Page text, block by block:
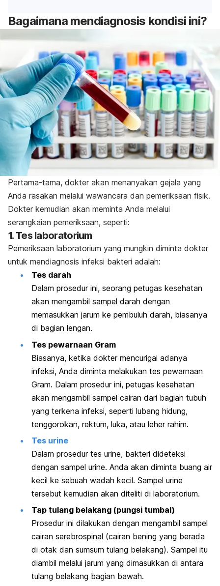
Bagaimana mendiagnosis kondisi ini?
Pertama-tama, dokter akan menanyakan gejala yang
Anda rasakan melalui wawancara dan pemeriksaan fisik.
Dokter kemudian akan meminta Anda melalui
serangkaian pemeriksaan, seperti:
1. Tes laboratorium
Pemeriksaan laboratorium yang mungkin diminta dokter
untuk mendiagnosis infeksi bakteri adalah:
Tes darah
Dalam prosedur ini, seorang petugas kesehatan
akan mengambil sampel darah dengan
memasukkan jarum ke pembuluh darah, biasanya
di bagian lengan.
Tes pewarnaan Gram
Biasanya, ketika dokter mencurigai adanya
infeksi, Anda diminta melakukan tes pewarnaan
Gram. Dalam prosedur ini, petugas kesehatan
akan mengambil sampel cairan dari bagian tubuh
yang terkena infeksi, seperti lubang hidung,
tenggorokan, rektum, luka, atau leher rahim.
Tes urine
Dalam prosedur tes urine, bakteri dideteksi
dengan sampel urine. Anda akan diminta buang air
kecil ke sebuah wadah kecil. Sampel urine
tersebut kemudian akan diteliti di laboratorium.
Tap tulang belakang (pungsi tumbal)
Prosedur ini dilakukan dengan mengambil sampel
cairan serebrospinal (cairan bening yang berada
di otak dan sumsum tulang belakang). Sampel itu
diambil melalui jarum yang dimasukkan di antara
tulang belakang bagian bawah.